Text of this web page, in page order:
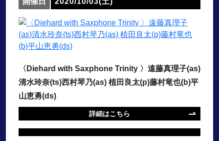
〈Diehard with Saxphone Trinity 〉遠藤真理子(as)
清水玲奈(ts)西村琴乃(as) 植田良太(p)藤村竜也(b)平
山恵勇(ds)
詳細はこちら